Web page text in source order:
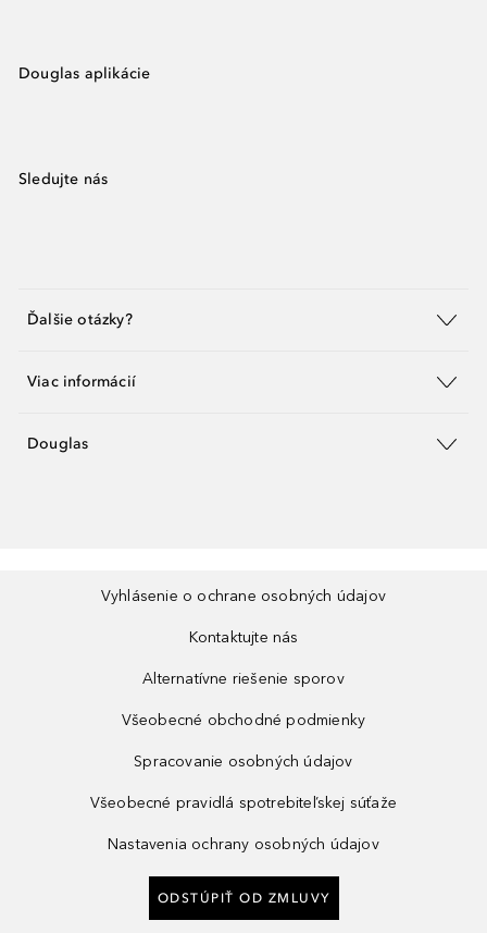
Douglas aplikácie
Sledujte nás
Ďalšie otázky?
Viac informácií
Douglas
Vyhlásenie o ochrane osobných údajov
Kontaktujte nás
Alternatívne riešenie sporov
Všeobecné obchodné podmienky
Spracovanie osobných údajov
Všeobecné pravidlá spotrebiteľskej súťaže
Nastavenia ochrany osobných údajov
ODSTÚPIŤ OD ZMLUVY